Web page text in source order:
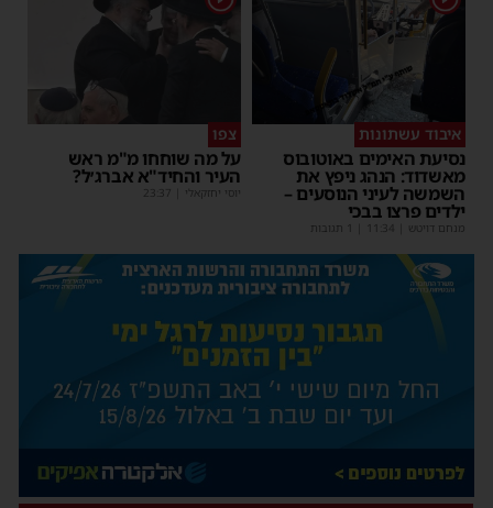
איבוד עשתונות
נסיעת האימים באוטובוס
מאשדוד: הנהג ניפץ את
השמשה לעיני הנוסעים –
ילדים פרצו בבכי
מנחם דויטש 11:34
צפו
על מה שוחחו מ"מ ראש
העיר והחיד"א אברג׳ל?
יוסי יחזקאלי 23:37